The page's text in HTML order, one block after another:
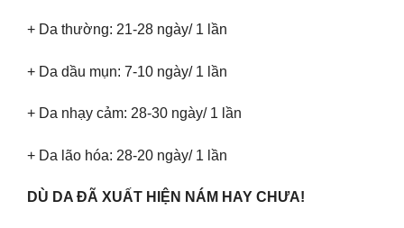
+ Da thường: 21-28 ngày/ 1 lần
+ Da dầu mụn: 7-10 ngày/ 1 lần
+ Da nhạy cảm: 28-30 ngày/ 1 lần
+ Da lão hóa: 28-20 ngày/ 1 lần
DÙ DA ĐÃ XUẤT HIỆN NÁM HAY CHƯA!